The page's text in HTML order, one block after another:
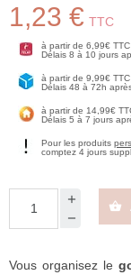
1,23 € TTC
à partir de 6,99€
Délais 8 à 10 jours
à partir de 9,99€
Délais 48 à 72h
à partir de 14,99€
Délais 5 à 7 jours
Pour les produits
comptez 4 jours

Vous organisez le